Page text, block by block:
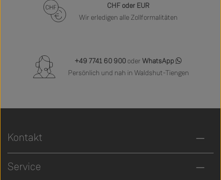
CHF oder EUR
Wir erledigen alle Zollformalitäten
+49 7741 60 900 oder WhatsApp
Persönlich und nah in Waldshut-Tiengen
Kontakt
Service